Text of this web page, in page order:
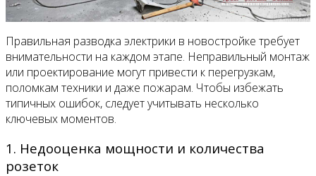
Правильная разводка электрики в новостройке требует
внимательности на каждом этапе. Неправильный монтаж
или проектирование могут привести к перегрузкам,
поломкам техники и даже пожарам. Чтобы избежать
типичных ошибок, следует учитывать несколько
ключевых моментов.
1. Недооценка мощности и количества
розеток